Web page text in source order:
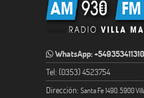
WhatsApp:
Tel: (0353) 4523754
Dirección: Santa Fe 1490. 5900